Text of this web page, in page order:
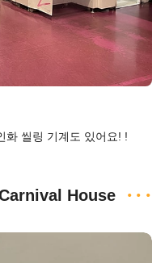
화 씰링 기계도 있어요! !
House